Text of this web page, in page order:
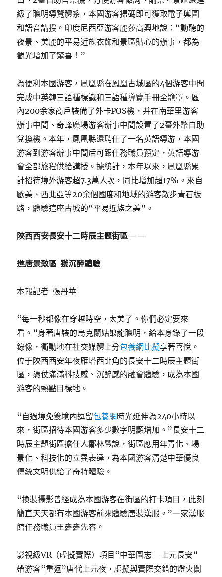
級了聰明導覽體系，本國游客掃碼即可獲取電子輿圖
和語音講授。印度尼西亞游客麗莎高興地說：“動聽的
夜景、美麗的平易近族衣飾和景區貼心的辦事，都為
觀光增加了驚喜！”
為便利本國游客，鳳凰縣在鳳凰古城區的4個游客中間
完成中英韓三語種標識和三語種導覽手冊全籠罩。區
內200余家商戶裝備了外卡POS機，并在南華里游客
辦事中間、奇峰廣場游客辦事中間設置了2臺外幣自助
兌換機。本年，鳳凰縣還聘任了一名英語導游，本國
游客到游客辦事中間后可跟任務職員預定，英語導游
會全部旅程供給講授。據統計，本年以來，鳳凰縣累
計招待境外游客超7.3萬人次，同比增加超17%。來自
歐美、西北亞等20余個國度和地域的游客散步青石板
路，體驗這座古城的“平易近族之美”。
陜西西安長安十二時辰主題街區——
進唐景致區 獲沉醉體驗
本報記者 張丹華
“每一秒都像在穿越時空，太美了。你們必定要來
看。”身著唐裝的烏克蘭姑娘龍聰明，給本身錄了一段
錄像，衝動地在社交媒體上分包養網比擬享著喜悅。
位于陜西西安年夜雁塔西北角的長安十二時辰主題街
區，憑仗滿滿科技感、沉醉感的融會體驗，成為本國
游客的熱點目標地。
“自過境免簽境內逗留包養網 時光延伸為240小時以
來，街區招待本國游客多少數字明顯增加。”長安十二
時辰主題街區擔任人鄒林豐說，街區應用年青化、場
景化、科技化的立異表達，為本國游客清楚中華優良
傳統文明供給了奇特體驗。
“換裝攝影曾經成為本國游客在街區的打卡項目，此刻
簡直天天都有本國游客前來體驗唐裝漢服。”一家漢服
館任務職員王鑫鑫先容。
影視級VR（虛擬實際）項目“中華圖志—上元長安”
帶游客“重返”唐代上元夜，虛擬與實際交錯的燈火闤